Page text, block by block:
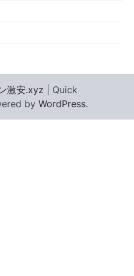
激安.xyz | Quick
by WordPress.